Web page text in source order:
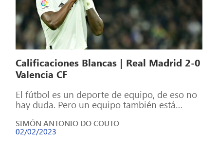
Calificaciones Blancas | Real Madrid 2-0
Valencia CF
El fútbol es un deporte de equipo, de eso no
hay duda. Pero un equipo también está
SIMÓN ANTONIO DO COUTO
02/02/2023